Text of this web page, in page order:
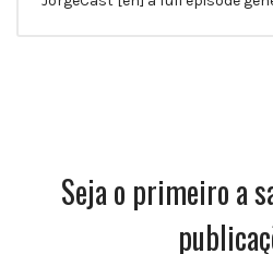
Seja o primeiro a